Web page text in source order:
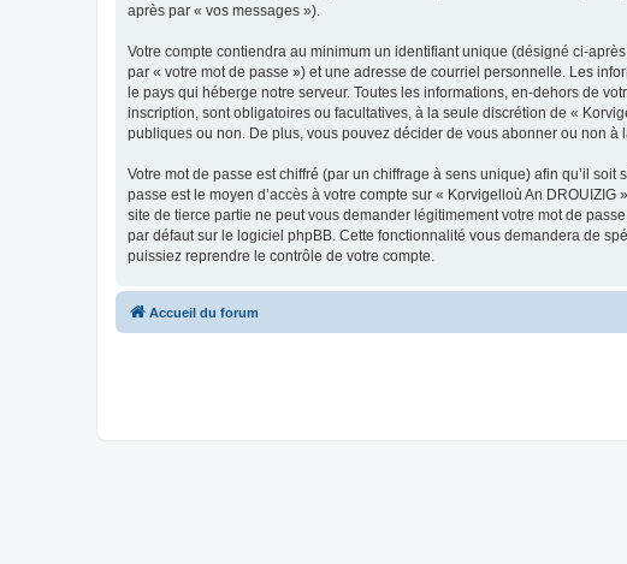
après par « vos messages »).
Votre compte contiendra au minimum un identifiant unique (désigné ci-
par « votre mot de passe ») et une adresse de courriel personnelle. Les
le pays qui héberge notre serveur. Toutes les informations, en-dehors de
inscription, sont obligatoires ou facultatives, à la seule discrétion de «
publiques ou non. De plus, vous pouvez décider de vous abonner ou non
Votre mot de passe est chiffré (par un chiffrage à sens unique) afin qu’il
passe est le moyen d’accès à votre compte sur « Korvigelloù An
site de tierce partie ne peut vous demander légitimement votre mot de
par défaut sur le logiciel phpBB. Cette fonctionnalité vous demandera de
puissiez reprendre le contrôle de votre compte.
Accueil du forum